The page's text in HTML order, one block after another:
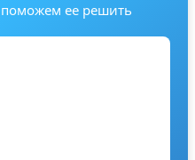
ее решить